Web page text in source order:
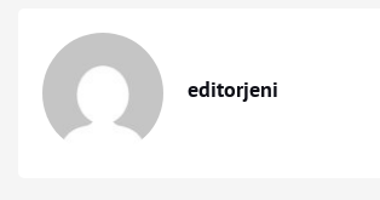
editorjeni